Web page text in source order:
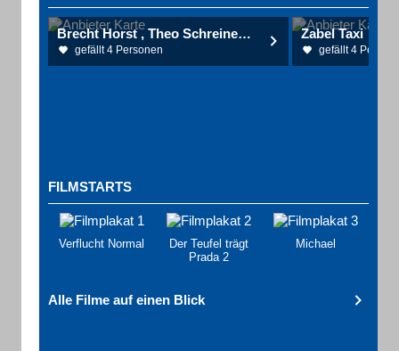
Brecht Horst , Theo Schreinerei und Glaserei
gefällt 4 Personen
Zabel Taxi
gefällt 4
FILMSTARTS
Verflucht Normal
Der Teufel trägt
Prada 2
Michael
Alle Filme auf einen Blick